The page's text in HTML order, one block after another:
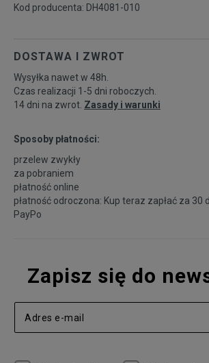
Kod producenta: DH4081-010
DOSTAWA I ZWROT
Wysyłka nawet w 48h.
Czas realizacji 1-5 dni roboczych.
14 dni na zwrot. Zasady i warunki
Sposoby płatności:
przelew zwykły
za pobraniem
płatność online
płatność odroczona: Kup teraz zapłać za 30
PayPo
Zapisz się do